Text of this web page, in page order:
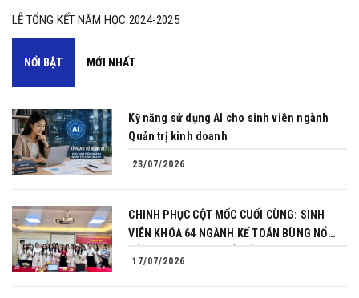
LỄ TỔNG KẾT NĂM HỌC 2024-2025
NỔI BẬT MỚI NHẤT
Kỹ năng sử dụng AI cho sinh viên ngành
Quản trị kinh doanh
23/07/2026
CHINH PHỤC CỘT MỐC CUỐI CÙNG: SINH
VIÊN KHÓA 64 NGÀNH KẾ TOÁN BÙNG NỔ
17/07/2026